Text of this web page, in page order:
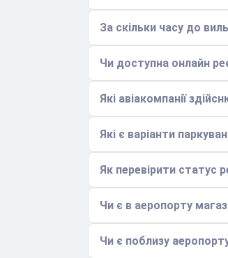
За скільки часу до
Чи доступна онлайн
Які авіакомпанії
Які є варіанти
Як перевірити статус
Чи є в аеропорту
Чи є поблизу